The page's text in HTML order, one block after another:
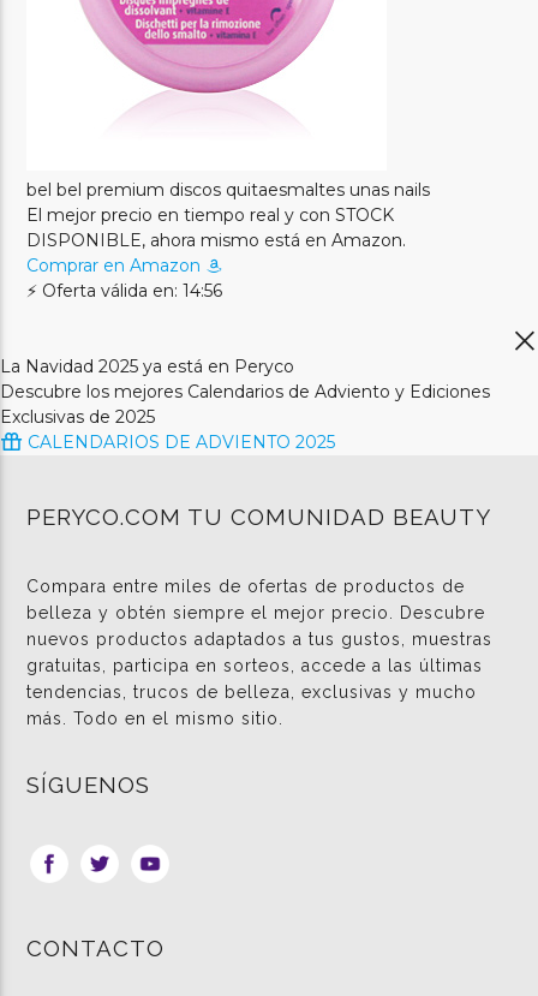
bel bel premium discos quitaesmaltes unas nails
El mejor precio en tiempo real y con STOCK
DISPONIBLE, ahora mismo está en Amazon.
Comprar en Amazon
⚡ Oferta válida en: 14:56
La Navidad 2025 ya está en Peryco
Descubre los mejores Calendarios de Adviento y Ediciones
Exclusivas de 2025
CALENDARIOS DE ADVIENTO 2025
PERYCO.COM TU COMUNIDAD BEAUTY
Compara entre miles de ofertas de productos de
belleza y obtén siempre el mejor precio. Descubre
nuevos productos adaptados a tus gustos, muestras
gratuitas, participa en sorteos, accede a las últimas
tendencias, trucos de belleza, exclusivas y mucho
más. Todo en el mismo sitio.
SÍGUENOS
CONTACTO